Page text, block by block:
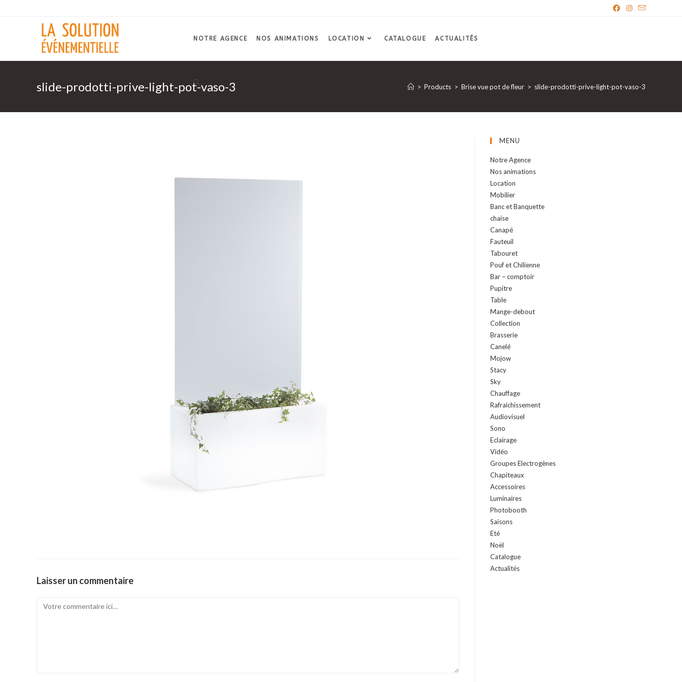
NOTRE AGENCE NOS ANIMATIONS LOCATION CATALOGUE ACTUALITÉS
slide-prodotti-prive-light-pot-vaso-3 > Products > Brise vue pot de fleur > slide-prodotti-prive-light-pot-vaso-3
Laisser un commentaire
Comment
MENU
Notre Agence
Nos animations
Location
Mobilier
Banc et Banquette
chaise
Canapé
Fauteuil
Tabouret
Pouf et Chilienne
Bar – comptoir
Pupitre
Table
Mange-debout
Collection
Brasserie
Canelé
Mojow
Stacy
Sky
Chauffage
Rafraichissement
Audiovisuel
Sono
Eclairage
Vidéo
Groupes Electrogènes
Chapiteaux
Accessoires
Luminaires
Photobooth
Saisons
Eté
Noël
Catalogue
Actualités